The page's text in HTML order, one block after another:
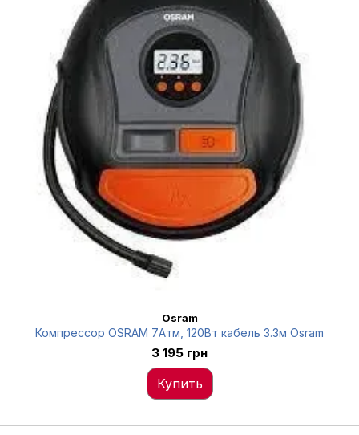
Osram
Компрессор OSRAM 7Атм, 120Вт кабель 3.3м Osram
3 195 грн
Купить